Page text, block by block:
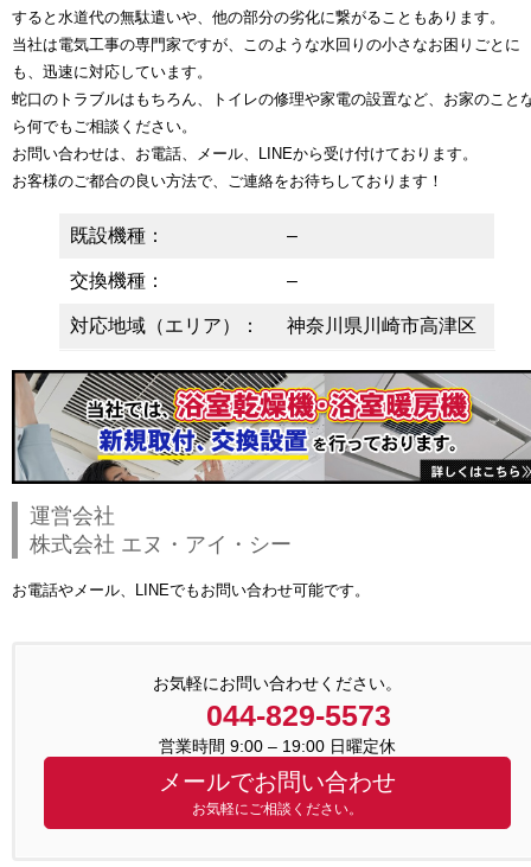
すると水道代の無駄遣いや、他の部分の劣化に繋がることもあります。
当社は電気工事の専門家ですが、このような水回りの小さなお困りごとに
も、迅速に対応しています。
蛇口のトラブルはもちろん、トイレの修理や家電の設置など、お家のこと
ら何でもご相談ください。
お問い合わせは、お電話、メール、LINEから受け付けております。
お客様のご都合の良い方法で、ご連絡をお待ちしております！
既設機種： –
交換機種： –
対応地域（エリア）： 神奈川県川崎市高津区
運営会社
株式会社 エヌ・アイ・シー
お電話やメール、LINEでもお問い合わせ可能です。
お気軽にお問い合わせください。
044-829-5573
営業時間 9:00 – 19:00 日曜定休
メールでお問い合わせ
お気軽にご相談ください。